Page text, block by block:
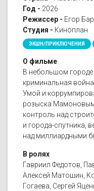
Год - 2026
Режиссер - Егор
Студия - Киноплан
ЭКШН/ПРИКЛЮЧЕНИЯ
О фильме
В небольшом городе
криминальная
Умой и
розыска
контроль над
и города-спутника,
над миллиардными
В ролях
Гавриил Федотов,
Алексей Матошин,
Гогаева, Сергей